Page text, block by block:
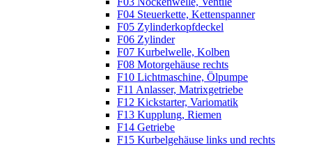
F04 Steuerkette, Kettenspanner
F05 Zylinderkopfdeckel
F06 Zylinder
F07 Kurbelwelle, Kolben
F08 Motorgehäuse rechts
F10 Lichtmaschine, Ölpumpe
F11 Anlasser, Matrixgetriebe
F12 Kickstarter, Variomatik
F13 Kupplung, Riemen
F14 Getriebe
F15 Kurbelgehäuse links und rechts